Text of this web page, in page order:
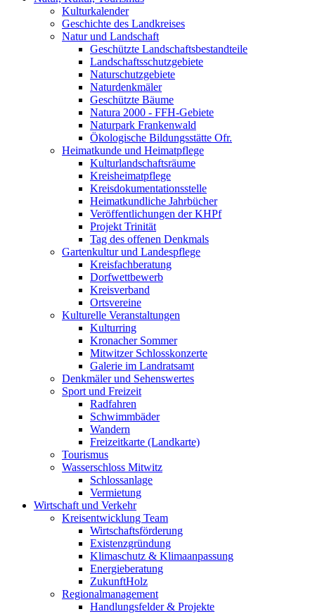
Kulturkalender
Geschichte des Landkreises
Natur und Landschaft
Geschützte Landschaftsbestandteile
Landschaftsschutzgebiete
Naturschutzgebiete
Naturdenkmäler
Geschützte Bäume
Natura 2000 - FFH-Gebiete
Naturpark Frankenwald
Ökologische Bildungsstätte Ofr.
Heimatkunde und Heimatpflege
Kulturlandschaftsräume
Kreisheimatpflege
Kreisdokumentationsstelle
Heimatkundliche Jahrbücher
Veröffentlichungen der KHPf
Projekt Trinität
Tag des offenen Denkmals
Gartenkultur und Landespflege
Kreisfachberatung
Dorfwettbewerb
Kreisverband
Ortsvereine
Kulturelle Veranstaltungen
Kulturring
Kronacher Sommer
Mitwitzer Schlosskonzerte
Galerie im Landratsamt
Denkmäler und Sehenswertes
Sport und Freizeit
Radfahren
Schwimmbäder
Wandern
Freizeitkarte (Landkarte)
Tourismus
Wasserschloss Mitwitz
Schlossanlage
Vermietung
Wirtschaft und Verkehr
Kreisentwicklung Team
Wirtschaftsförderung
Existenzgründung
Klimaschutz & Klimaanpassung
Energieberatung
ZukunftHolz
Regionalmanagement
Handlungsfelder & Projekte